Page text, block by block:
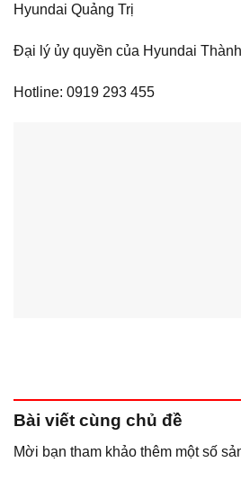
Hyundai Quảng Trị
Đại lý ủy quyền của Hyundai
Hotline: 0919 293 455
Bài viết cùng chủ đề
Mời bạn tham khảo thêm một số